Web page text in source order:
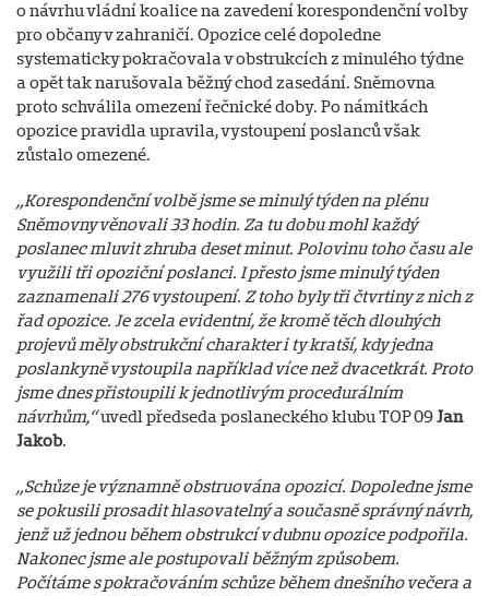
o návrhu vládní koalice na zavedení korespondenční volby
pro občany v zahraničí. Opozice celé dopoledne
systematicky pokračovala v obstrukcích z minulého týdne
a opět tak narušovala běžný chod zasedání. Sněmovna
proto schválila omezení řečnické doby. Po námitkách
opozice pravidla upravila, vystoupení poslanců však
zůstalo omezené.
„Korespondenční volbě jsme se minulý týden na plénu
Sněmovny věnovali 33 hodin. Za tu dobu mohl každý
poslanec mluvit zhruba deset minut. Polovinu toho času ale
využili tři opoziční poslanci. I přesto jsme minulý týden
zaznamenali 276 vystoupení. Z toho byly tři čtvrtiny z nich z
řad opozice. Je zcela evidentní, že kromě těch dlouhých
projevů měly obstrukční charakter i ty kratší, kdy jedna
poslankyně vystoupila například více než dvacetkrát. Proto
jsme dnes přistoupili k jednotlivým procedurálním
návrhům,“uvedl předseda poslaneckého klubu TOP 09Jan
Jakob.
„Schůze je významně obstruována opozicí. Dopoledne jsme
se pokusili prosadit hlasovatelný a současně správný návrh,
jenž už jednou během obstrukcí v dubnu opozice podpořila.
Nakonec jsme ale postupovali běžným způsobem.
Počítáme s pokračováním schůze během dnešního večera a